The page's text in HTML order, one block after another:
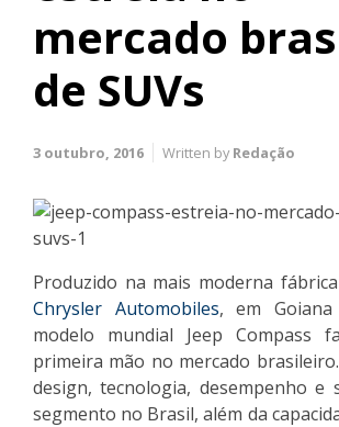
mercado
de SUVs
3 outubro, 2016 Written by Redação
Produzido na mais moderna
Chrysler Automobiles, em
modelo mundial Jeep Compass
primeira mão no mercado
design, tecnologia, desempenho e
segmento no Brasil, além da